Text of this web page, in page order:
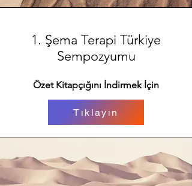
1. Şema Terapi Türkiye
Sempozyumu
Özet Kitapçığını İndirmek İçin
Tıklayın